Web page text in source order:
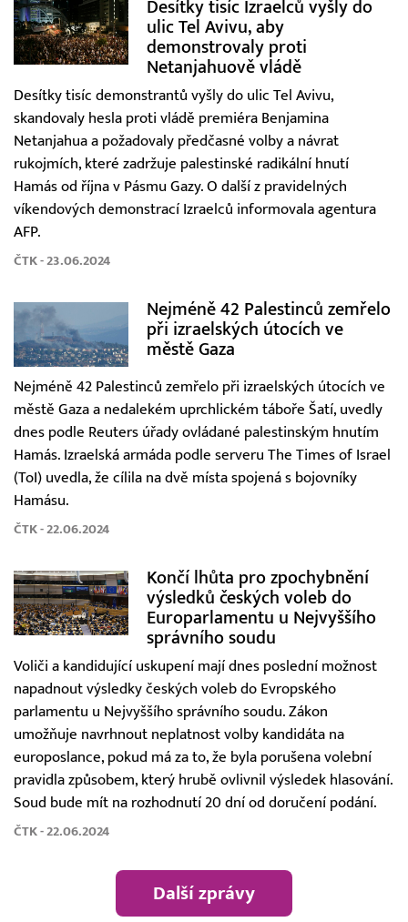
Desítky tisíc Izraelců vyšly do
ulic Tel Avivu, aby
demonstrovaly proti
Netanjahuově vládě
Desítky tisíc demonstrantů vyšly do ulic Tel Avivu,
skandovaly hesla proti vládě premiéra Benjamina
Netanjahua a požadovaly předčasné volby a návrat
rukojmích, které zadržuje palestinské radikální hnutí
Hamás od října v Pásmu Gazy. O další z pravidelných
víkendových demonstrací Izraelců informovala agentura
AFP.
ČTK - 23.06.2024
Nejméně 42 Palestinců zemřelo
při izraelských útocích ve
městě Gaza
Nejméně 42 Palestinců zemřelo při izraelských útocích ve
městě Gaza a nedalekém uprchlickém táboře Šatí, uvedly
dnes podle Reuters úřady ovládané palestinským hnutím
Hamás. Izraelská armáda podle serveru The Times of Israel
(ToI) uvedla, že cílila na dvě místa spojená s bojovníky
Hamásu.
ČTK - 22.06.2024
Končí lhůta pro zpochybnění
výsledků českých voleb do
Europarlamentu u Nejvyššího
správního soudu
Voliči a kandidující uskupení mají dnes poslední možnost
napadnout výsledky českých voleb do Evropského
parlamentu u Nejvyššího správního soudu. Zákon
umožňuje navrhnout neplatnost volby kandidáta na
europoslance, pokud má za to, že byla porušena volební
pravidla způsobem, který hrubě ovlivnil výsledek hlasování.
Soud bude mít na rozhodnutí 20 dní od doručení podání.
ČTK - 22.06.2024
Další zprávy